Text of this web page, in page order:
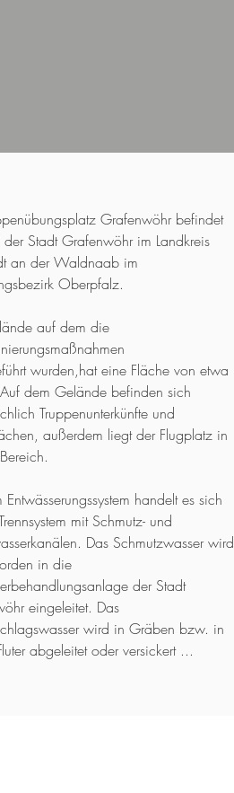
Grafenwöhr befindet
Stadt Grafenwöhr im Landkreis
an der Waldnaab im
Oberpfalz.
auf dem die
wurden,hat eine Fläche von etwa
dem Gelände befinden sich
Truppenunterkünfte und
außerdem liegt der Flugplatz in
Entwässerungssystem handelt es sich
mit Schmutz- und
Das Schmutzwasser wird
in die
der Stadt
eingeleitet. Das
wird in Gräben bzw. in
abgeleitet oder versickert ...